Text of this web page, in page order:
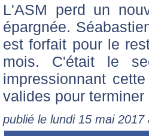
L'ASM perd un
épargnée.
est forfait pour le
mois. C'était le
impressionnant
valides pour terminer
publié le lundi 15 mai